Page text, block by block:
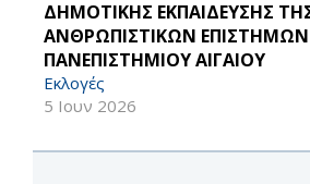
ΔΗΜΟΤΙΚΗΣ ΕΚΠΑΙΔΕΥΣΗΣ
ΑΝΘΡΩΠΙΣΤΙΚΩΝ
ΠΑΝΕΠΙΣΤΗΜΙΟΥ ΑΙΓΑΙΟΥ
Εκλογές
5 Ιουν 2026